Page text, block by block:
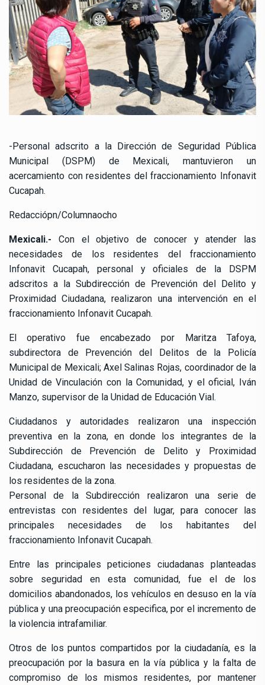
-Personal adscrito a la Dirección de Seguridad Pública
Municipal (DSPM) de Mexicali, mantuvieron un
acercamiento con residentes del fraccionamiento Infonavit
Cucapah.
Redacciópn/Columnaocho
Mexicali.- Con el objetivo de conocer y atender las
necesidades de los residentes del fraccionamiento
Infonavit Cucapah, personal y oficiales de la DSPM
adscritos a la Subdirección de Prevención del Delito y
Proximidad Ciudadana, realizaron una intervención en el
fraccionamiento Infonavit Cucapah.
El operativo fue encabezado por Maritza Tafoya,
subdirectora de Prevención del Delitos de la Policía
Municipal de Mexicali; Axel Salinas Rojas, coordinador de la
Unidad de Vinculación con la Comunidad, y el oficial, Iván
Manzo, supervisor de la Unidad de Educación Vial.
Ciudadanos y autoridades realizaron una inspección
preventiva en la zona, en donde los integrantes de la
Subdirección de Prevención de Delito y Proximidad
Ciudadana, escucharon las necesidades y propuestas de
los residentes de la zona.
Personal de la Subdirección realizaron una serie de
entrevistas con residentes del lugar, para conocer las
principales necesidades de los habitantes del
fraccionamiento Infonavit Cucapah.
Entre las principales peticiones ciudadanas planteadas
sobre seguridad en esta comunidad, fue el de los
domicilios abandonados, los vehículos en desuso en la vía
pública y una preocupación especifica, por el incremento de
la violencia intrafamiliar.
Otros de los puntos compartidos por la ciudadanía, es la
preocupación por la basura en la vía pública y la falta de
compromiso de los mismos residentes, por mantener